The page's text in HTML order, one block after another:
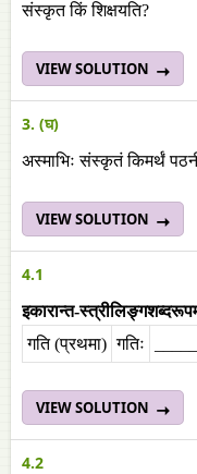
संस्कृत किं शिक्षयति?
VIEW SOLUTION
3. (घ)
अस्माभिः संस्कृतं किमर्थं
VIEW SOLUTION
4.1
इकारान्त-
गति (प्रथमा) गतिः
VIEW SOLUTION
4.2